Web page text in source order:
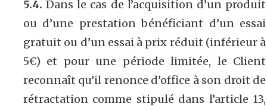
5.4. Dans le cas de l’acquisition d’un produit
ou d’une prestation bénéficiant d’un essai
gratuit ou d’un essai à prix réduit (inférieur à
5€) et pour une période limitée, le Client
reconnaît qu’il renonce d’office à son droit de
rétractation comme stipulé dans l’article 13,